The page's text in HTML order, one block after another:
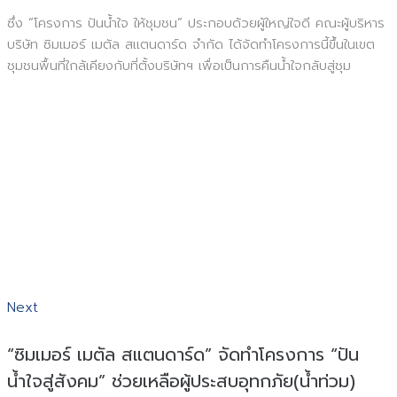
ซึ่ง “โครงการ ปันน้ำใจ ให้ชุมชน” ประกอบด้วยผู้ใหญ่ใจดี คณะผู้บริหาร
บริษัท ซิมเมอร์ เมตัล สแตนดาร์ด จำกัด ได้จัดทำโครงการนี้ขึ้นในเขต
ชุมชนพื้นที่ใกล้เคียงกับที่ตั้งบริษัทฯ เพื่อเป็นการคืนน้ำใจกลับสู่ชุม
แนะแนว
Next
Next
“ซิมเมอร์ เมตัล สแตนดาร์ด” จัดทำโครงการ “ปัน
น้ำใจสู่สังคม” ช่วยเหลือผู้ประสบอุทกภัย(น้ำท่วม)